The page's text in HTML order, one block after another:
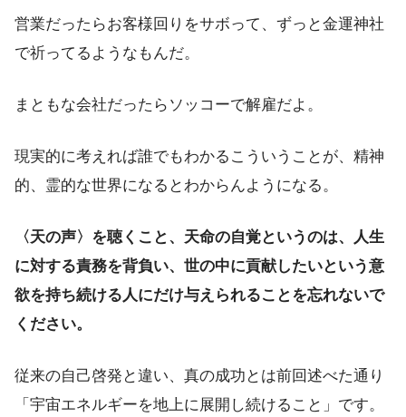
営業だったらお客様回りをサボって、ずっと金運神社
で祈ってるようなもんだ。
まともな会社だったらソッコーで解雇だよ。
現実的に考えれば誰でもわかるこういうことが、精神
的、霊的な世界になるとわからんようになる。
〈天の声〉を聴くこと、天命の自覚というのは、人生
に対する責務を背負い、世の中に貢献したいという意
欲を持ち続ける人にだけ与えられることを忘れないで
ください。
従来の自己啓発と違い、真の成功とは前回述べた通り
「宇宙エネルギーを地上に展開し続けること」です。